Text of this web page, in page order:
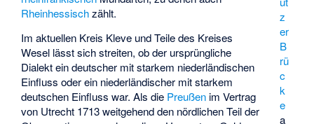
z
er
B
rü
c
k
e
a
Rheinhessischzählt.
Im aktuellen Kreis Kleve und Teile des Kreises
Wesel lässt sich streiten, ob der ursprüngliche
Dialekt ein deutscher mit starkem niederländischen
Einfluss oder ein niederländischer mit starkem
deutschen Einfluss war. Als die Preußen im Vertrag
von Utrecht 1713 weitgehend den nördlichen Teil der